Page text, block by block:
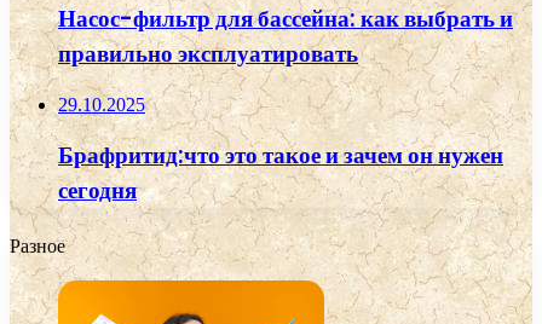
Насос-фильтр для бассейна: как выбрать и
правильно эксплуатировать
29.10.2025
Брафритид:что это такое и зачем он нужен
сегодня
Разное